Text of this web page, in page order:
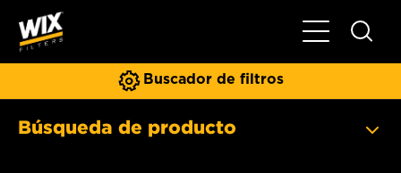
Toggle
Buscador de filtros
Búsqueda de producto